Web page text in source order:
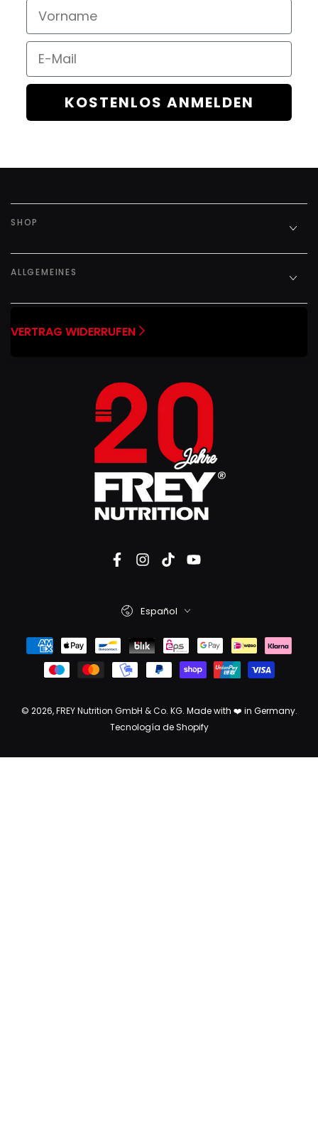
Vorname
Email
KOSTENLOS ANMELDEN
SHOP
ALLGEMEINES
VERTRAG WIDERRUFEN
© 2026,FREY Nutrition GmbH & Co. KG. Made with ❤️ in Germany.
Tecnología de Shopify
Español